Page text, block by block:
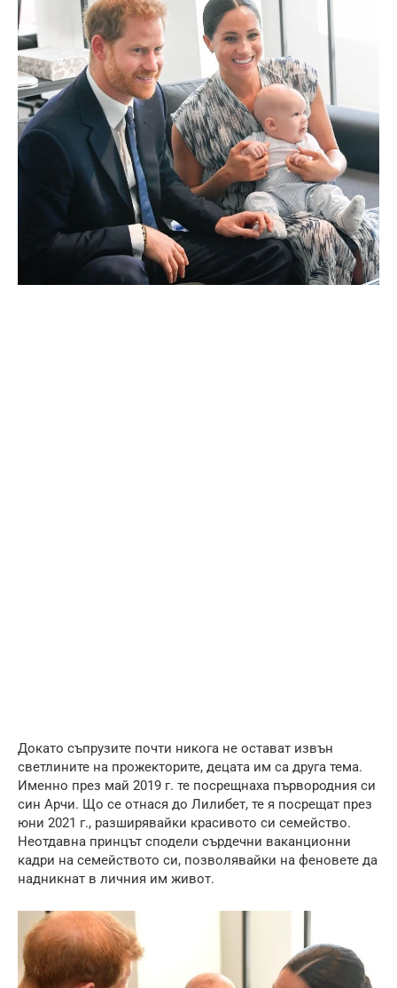
Докато съпрузите почти никога не остават извън
светлините на прожекторите, децата им са друга тема.
Именно през май 2019 г. те посрещнаха първородния си
син Арчи. Що се отнася до Лилибет, те я посрещат през
юни 2021 г., разширявайки красивото си семейство.
Неотдавна принцът сподели сърдечни ваканционни
кадри на семейството си, позволявайки на феновете да
надникнат в личния им живот.